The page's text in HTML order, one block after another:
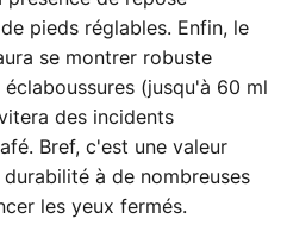
pieds réglables. Enfin, le
se montrer robuste
(jusqu'à 60 ml
des incidents
Bref, c'est une valeur
à de nombreuses
les yeux fermés.